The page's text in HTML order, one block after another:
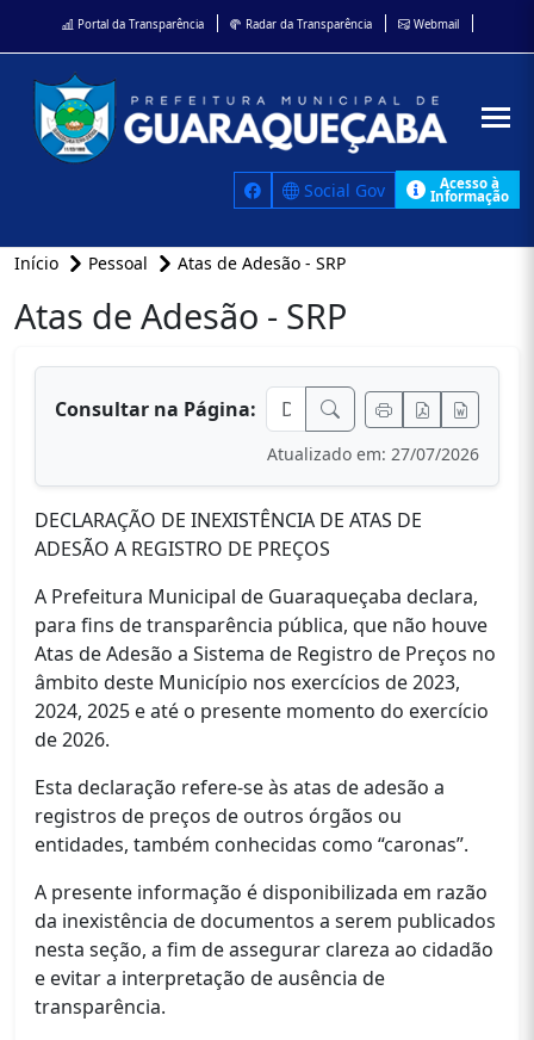
Portal da Transparência Radar da Transparência Webmail
Social Gov Acesso à
Informação
Início Pessoal Atas de Adesão - SRP
conteúdo principal
Atas de Adesão - SRP
Consultar na Página:
Atualizado em: 27/07/2026
DECLARAÇÃO DE INEXISTÊNCIA DE ATAS DE
ADESÃO A REGISTRO DE PREÇOS
A Prefeitura Municipal de Guaraqueçaba declara,
para fins de transparência pública, que não houve
Atas de Adesão a Sistema de Registro de Preços no
âmbito deste Município nos exercícios de 2023,
2024, 2025 e até o presente momento do exercício
de 2026.
Esta declaração refere-se às atas de adesão a
registros de preços de outros órgãos ou
entidades, também conhecidas como “caronas”.
A presente informação é disponibilizada em razão
da inexistência de documentos a serem publicados
nesta seção, a fim de assegurar clareza ao cidadão
e evitar a interpretação de ausência de
transparência.